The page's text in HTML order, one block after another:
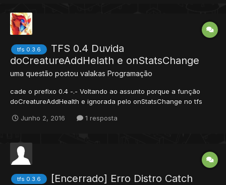
tfs 0.3.6
TFS 0.4 Duvida
doCreatureAddHelath e onStatsChange
uma questão postou valakas Programação
cade o prefixo 0.4 -.- Voltando ao assunto porque a função
doCreatureAddHealth e ignorada pelo onStatsChange no tfs
Junho 2, 2016
1 resposta
tfs 0.3.6 [Encerrado] Erro Distro Catch